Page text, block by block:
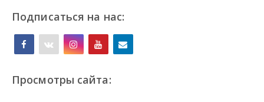
Подписаться на нас:
Просмотры сайта: